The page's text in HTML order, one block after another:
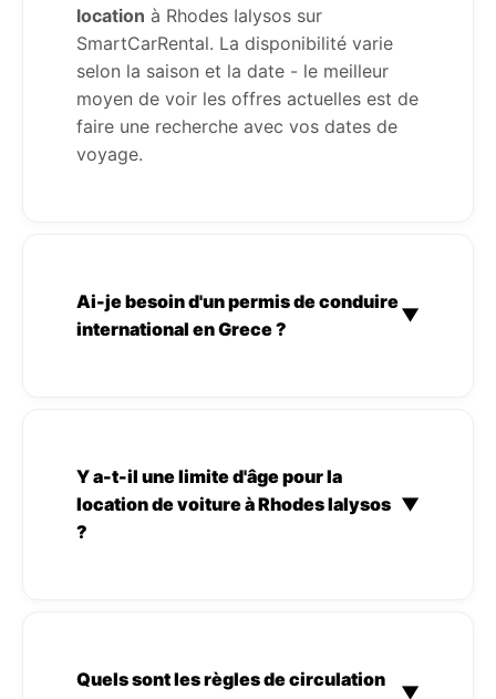
location à Rhodes Ialysos sur
SmartCarRental. La disponibilité varie
selon la saison et la date - le meilleur
moyen de voir les offres actuelles est de
faire une recherche avec vos dates de
voyage.
Ai-je besoin d'un permis de conduire
international en Grece ?
▼
Y a-t-il une limite d'âge pour la
location de voiture à Rhodes Ialysos
?
▼
Quels sont les règles de circulation
▼